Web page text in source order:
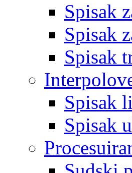
Spisak
Spisak
Spisak
Spisak
Spisak